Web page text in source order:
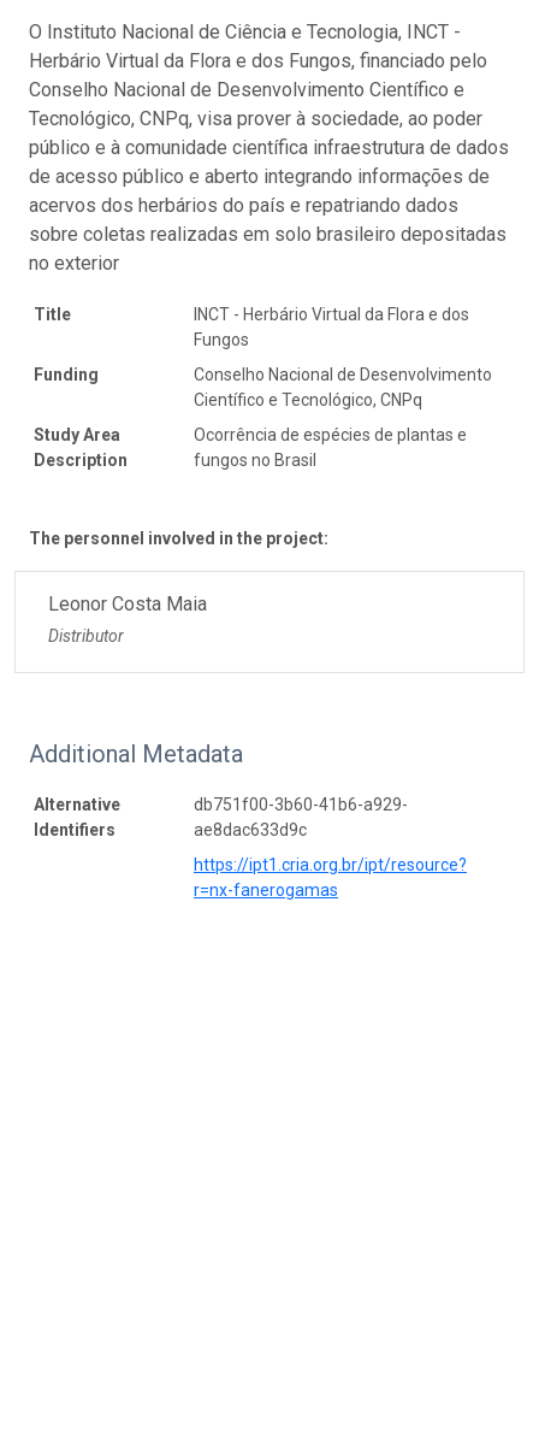
O Instituto Nacional de Ciência e Tecnologia, INCT -
Herbário Virtual da Flora e dos Fungos, financiado pelo
Conselho Nacional de Desenvolvimento Científico e
Tecnológico, CNPq, visa prover à sociedade, ao poder
público e à comunidade científica infraestrutura de dados
de acesso público e aberto integrando informações de
acervos dos herbários do país e repatriando dados
sobre coletas realizadas em solo brasileiro depositadas
no exterior
Title
INCT - Herbário Virtual da Flora e dos
Fungos
Funding
Conselho Nacional de Desenvolvimento
Científico e Tecnológico, CNPq
Study Area
Description
Ocorrência de espécies de plantas e
fungos no Brasil
The personnel involved in the project:
Leonor Costa Maia
Distributor
Additional Metadata
Alternative
Identifiers
db751f00-3b60-41b6-a929-
ae8dac633d9c
https://ipt1.cria.org.br/ipt/resource?
r=nx-fanerogamas